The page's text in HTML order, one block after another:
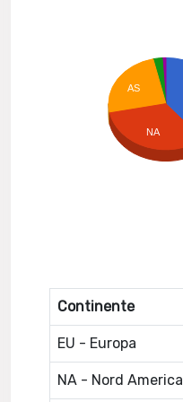
AS
NA
Continente
EU - Europa
NA - Nord America